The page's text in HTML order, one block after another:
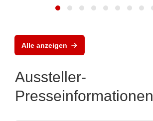
Alle anzeigen
Aussteller-
Presseinformationen